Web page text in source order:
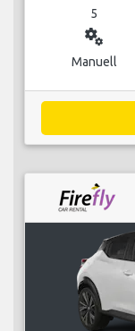
5
miscellaneous_services
Manuell